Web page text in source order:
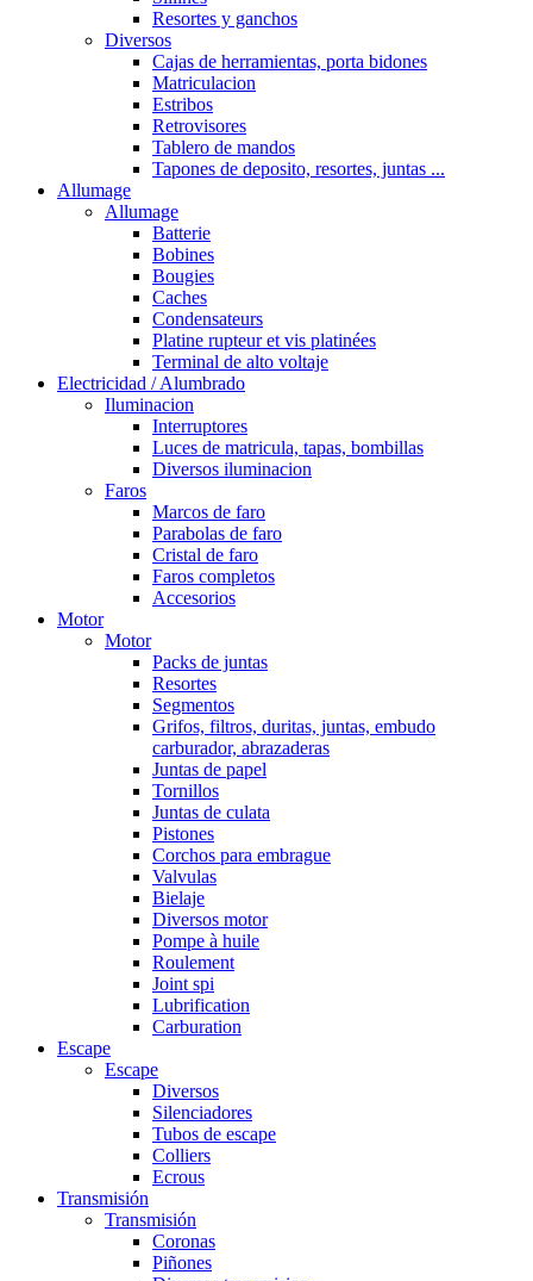
Resortes y ganchos
Diversos
Cajas de herramientas, porta bidones
Matriculacion
Estribos
Retrovisores
Tablero de mandos
Tapones de deposito, resortes, juntas ...
Allumage
Allumage
Batterie
Bobines
Bougies
Caches
Condensateurs
Platine rupteur et vis platinées
Terminal de alto voltaje
Electricidad / Alumbrado
Iluminacion
Interruptores
Luces de matricula, tapas, bombillas
Diversos iluminacion
Faros
Marcos de faro
Parabolas de faro
Cristal de faro
Faros completos
Accesorios
Motor
Motor
Packs de juntas
Resortes
Segmentos
Grifos, filtros, duritas, juntas, embudo
carburador, abrazaderas
Juntas de papel
Tornillos
Juntas de culata
Pistones
Corchos para embrague
Valvulas
Bielaje
Diversos motor
Pompe à huile
Roulement
Joint spi
Lubrification
Carburation
Escape
Escape
Diversos
Silenciadores
Tubos de escape
Colliers
Ecrous
Transmisión
Transmisión
Coronas
Piñones